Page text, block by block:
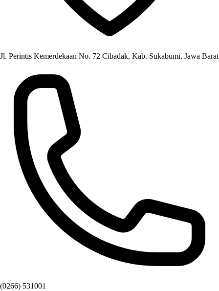
Jl. Perintis Kemerdekaan No. 72 Cibadak, Kab. Sukabumi, Jawa Barat
(0266) 531001